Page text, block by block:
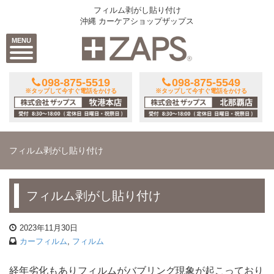
MENU
フィルム剥がし貼り付け
沖縄 カーケアショップザップス
098-875-5519
※タップして今すぐ電話をかける
098-875-5549
※タップして今すぐ電話をかける
フィルム剥がし貼り付け
フィルム剥がし貼り付け
2023年11月30日
カーフィルム
フィルム
経年劣化もありフィルムがバブリング現象が起こっており